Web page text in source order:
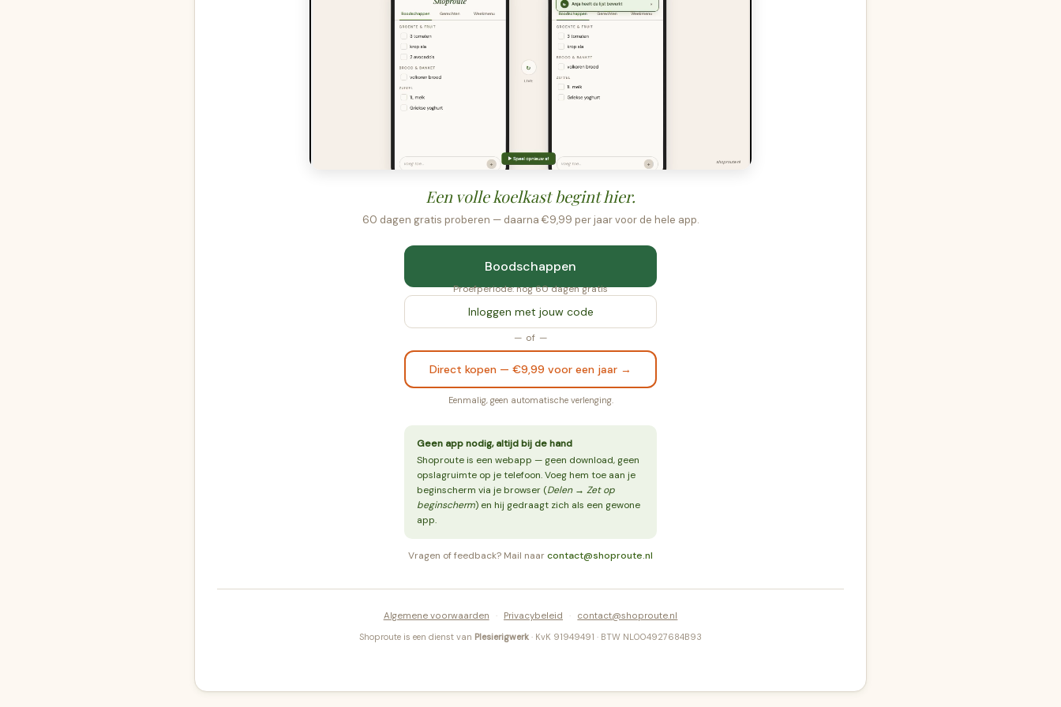
Een volle koelkast begint hier.
60 dagen gratis proberen — daarna €9,99 per jaar voor de hele app.
Boodschappen
Proefperiode: nog 60 dagen gratis
Inloggen met jouw code
— of —
Direct kopen — €9,99 voor een jaar →
Eenmalig, geen automatische verlenging.
Geen app nodig, altijd bij de hand
Shoproute is een webapp — geen download, geen
opslagruimte op je telefoon. Voeg hem toe aan je
beginscherm via je browser (Delen → Zet op
beginscherm) en hij gedraagt zich als een gewone
app.
Vragen of feedback? Mail naarcontact@shoproute.nl
Algemene voorwaarden · Privacybeleid · contact@shoproute.nl
Shoproute is een dienst van Plesierigwerk · KvK 91949491 · BTW NL004927684B93